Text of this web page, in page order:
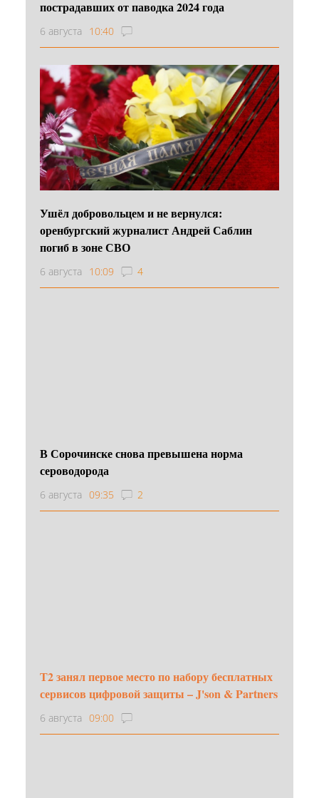
пострадавших от паводка 2024 года
6 августа 10:40
Ушёл добровольцем и не вернулся:
оренбургский журналист Андрей Саблин
погиб в зоне СВО
6 августа 10:09 4
В Сорочинске снова превышена норма
сероводорода
6 августа 09:35 2
Т2 занял первое место по набору бесплатных
сервисов цифровой защиты – J'son & Partners
6 августа 09:00